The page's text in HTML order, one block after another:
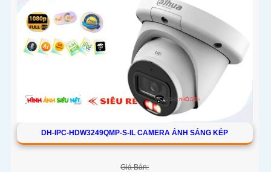
DH-IPC-HDW3249QMP-S-IL CAMERA ÁNH SÁNG KÉP
Giá Bán: